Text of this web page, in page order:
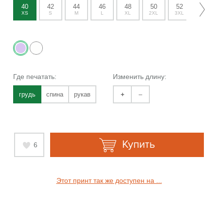
40
XS
42
S
44
M
46
L
48
XL
50
2XL
52
3XL
54
4XL
Где печатать:
грудь спина рукав
Изменить длину:
+ –
6 Купить
Этот принт так же доступен на ...